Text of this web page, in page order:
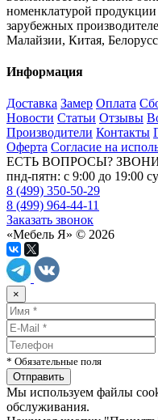
номенклатурой
зарубежных
Малайзии, Китая,
Информация
Доставка Замер Оплата
Новости Статьи Отзывы
Производители Контакты
Оферта Согласие на
ЕСТЬ ВОПРОСЫ?
пнд-пятн: с 9:00 до 19:00
8 (499) 350-50-29
8 (499) 964-44-11
Заказать звонок
«Мебель Я» © 2026
×
* Обязательные поля
Мы используем файлы
обслуживания.